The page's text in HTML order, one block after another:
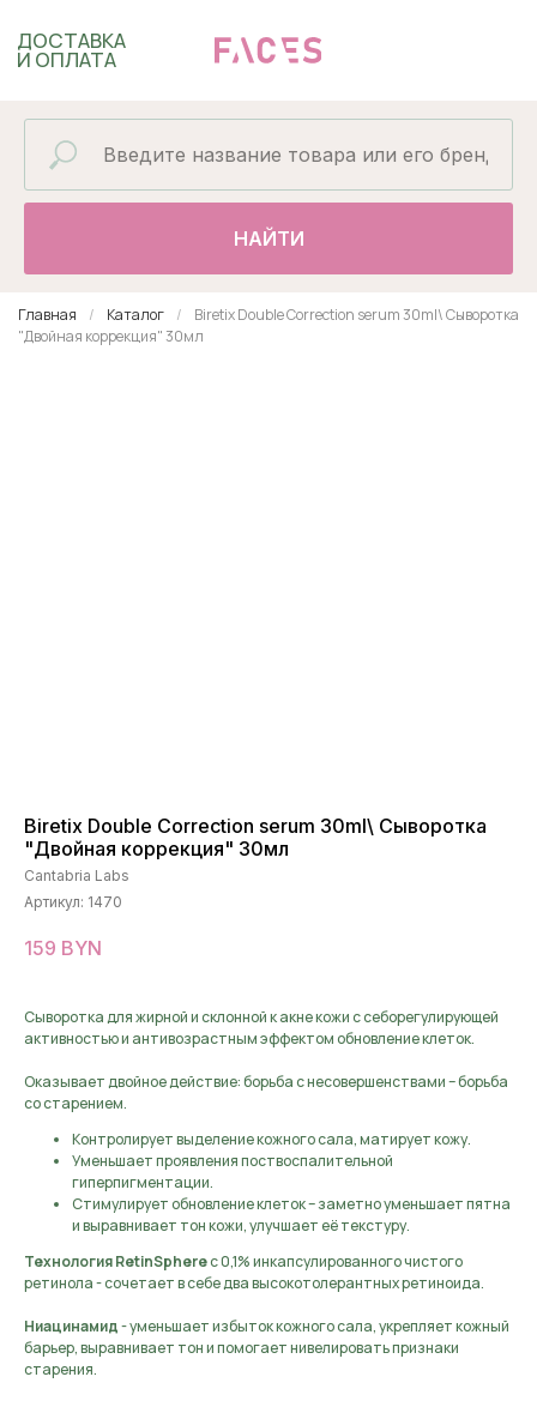
И ОПЛАТА
НАЙТИ
Главная Каталог
Biretix Double Correction serum 30ml\ Сыворотка
"Двойная коррекция" 30мл
Biretix Double Correction serum 30ml\ Сыворотка
"Двойная коррекция" 30мл
Cantabria Labs
Артикул: 1470
159 BYN
Сыворотка для жирной и склонной к акне кожи с себорегулирующей
активностью и антивозрастным эффектом обновление клеток.
Оказывает двойное действие: борьба с несовершенствами – борьба
со старением.
Контролирует выделение кожного сала, матирует кожу.
Уменьшает проявления поствоспалительной
гиперпигментации.
Стимулирует обновление клеток – заметно уменьшает пятна
и выравнивает тон кожи, улучшает её текстуру.
Технология RetinSphereс 0,1% инкапсулированного чистого
ретинола - сочетает в себе два высокотолерантных ретиноида.
Ниацинамид- уменьшает избыток кожного сала, укрепляет кожный
барьер, выравнивает тон и помогает нивелировать признаки
старения.